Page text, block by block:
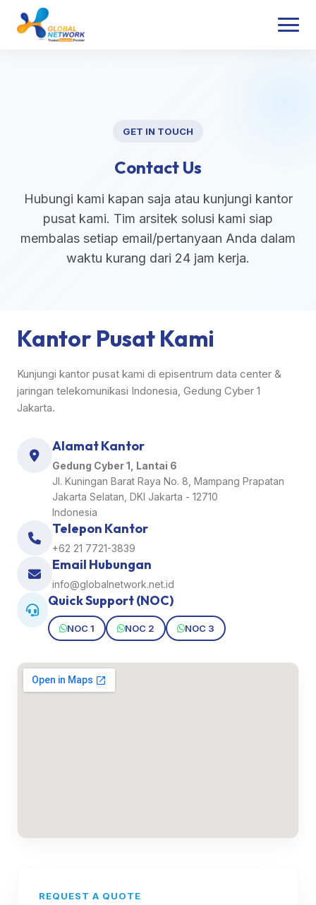
GET IN TOUCH
Contact Us
Hubungi kami kapan saja atau kunjungi kantor
pusat kami. Tim arsitek solusi kami siap
membalas setiap email/pertanyaan Anda dalam
waktu kurang dari 24 jam kerja.
Kantor Pusat Kami
Kunjungi kantor pusat kami di episentrum data center &
jaringan telekomunikasi Indonesia, Gedung Cyber 1
Jakarta.
Alamat Kantor
Gedung Cyber 1, Lantai 6
Jl. Kuningan Barat Raya No. 8, Mampang Prapatan
Jakarta Selatan, DKI Jakarta - 12710
Indonesia
Telepon Kantor
+62 21 7721-3839
Email Hubungan
info@globalnetwork.net.id
Quick Support (NOC)
NOC 1 NOC 2 NOC 3
REQUEST A QUOTE